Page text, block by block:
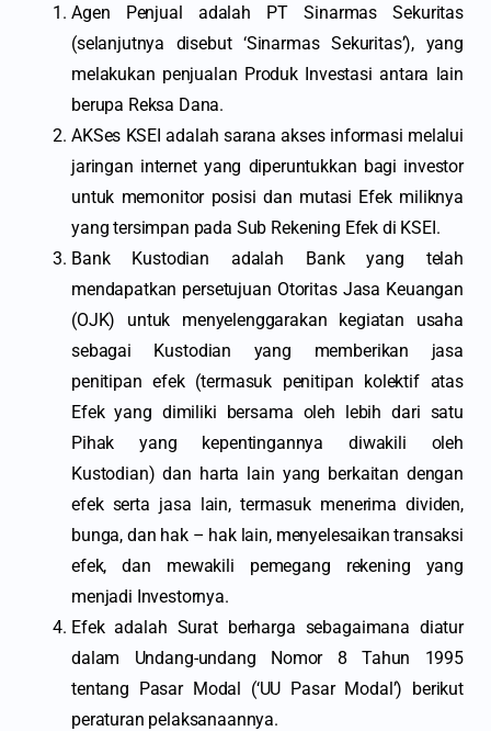
Agen Penjual adalah PT Sinarmas Sekuritas
(selanjutnya disebut ‘Sinarmas Sekuritas’), yang
melakukan penjualan Produk Investasi antara lain
berupa Reksa Dana.
AKSes KSEI adalah sarana akses informasi melalui
jaringan internet yang diperuntukkan bagi investor
untuk memonitor posisi dan mutasi Efek miliknya
yang tersimpan pada Sub Rekening Efek di KSEI.
Bank Kustodian adalah Bank yang telah
mendapatkan persetujuan Otoritas Jasa Keuangan
(OJK) untuk menyelenggarakan kegiatan usaha
sebagai Kustodian yang memberikan jasa
penitipan efek (termasuk penitipan kolektif atas
Efek yang dimiliki bersama oleh lebih dari satu
Pihak yang kepentingannya diwakili oleh
Kustodian) dan harta lain yang berkaitan dengan
efek serta jasa lain, termasuk menerima dividen,
bunga, dan hak – hak lain, menyelesaikan transaksi
efek, dan mewakili pemegang rekening yang
menjadi Investornya.
Efek adalah Surat berharga sebagaimana diatur
dalam Undang-undang Nomor 8 Tahun 1995
tentang Pasar Modal (‘UU Pasar Modal’) berikut
peraturan pelaksanaannya.